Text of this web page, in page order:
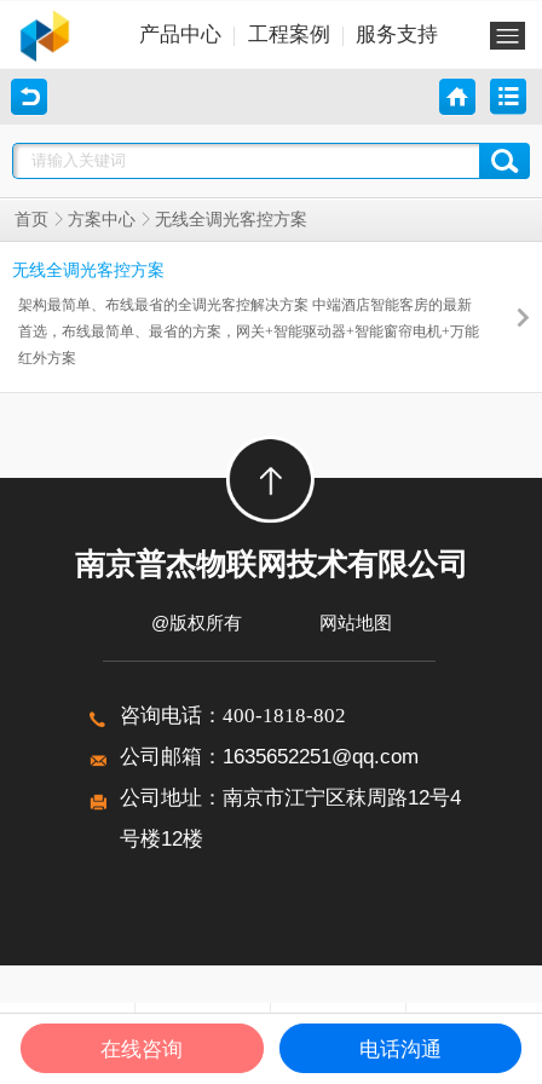
产品中心 工程案例 服务支持
首页 方案中心 无线全调光客控方案
无线全调光客控方案
架构最简单、布线最省的全调光客控解决方案 中端酒店智能客房的最新
首选，布线最简单、最省的方案，网关+智能驱动器+智能窗帘电机+万能
红外方案
南京普杰物联网技术有限公司
@版权所有 网站地图
咨询电话： 400-1818-802
公司邮箱：1635652251@qq.com
公司地址：南京市江宁区秣周路12号4
号楼12楼
电话咨询 联系我们
在线咨询 电话沟通